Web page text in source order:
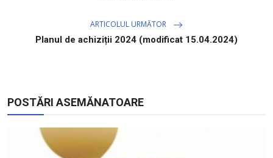
ARTICOLUL URMĂTOR
Planul de achiziții 2024 (modificat 15.04.2024)
POSTĂRI ASEMĂNATOARE